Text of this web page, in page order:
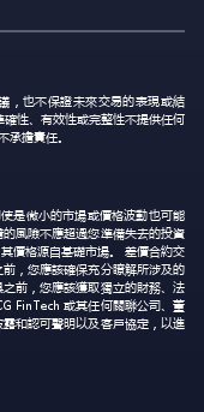
，也不保證未來交易的表現或結
性、有效性或完整性不提供任何
擔責任。
是微小的市場或價格波動也可能
風險不應超過您準備失去的投資
價格源自基礎市場。 差價合約交
，您應該確保充分瞭解所涉及的
前，您應該獲取獨立的財務、法
FinTech 或其任何關聯公司、董
和認可聲明以及客戶協定，以進